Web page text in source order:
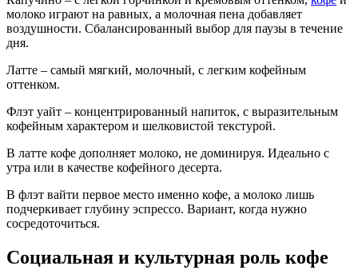
молоко играют на равных, а молочная пена добавляет
воздушности. Сбалансированный выбор для паузы в течение
дня.
Латте – самый мягкий, молочный, с легким кофейным
оттенком.
Флэт уайт – концентрированный напиток, с выразительным
кофейным характером и шелковистой текстурой.
В латте кофе дополняет молоко, не доминируя. Идеально с
утра или в качестве кофейного десерта.
В флэт вайти первое место именно кофе, а молоко лишь
подчеркивает глубину эспрессо. Вариант, когда нужно
сосредоточиться.
Социальная и культурная роль кофе